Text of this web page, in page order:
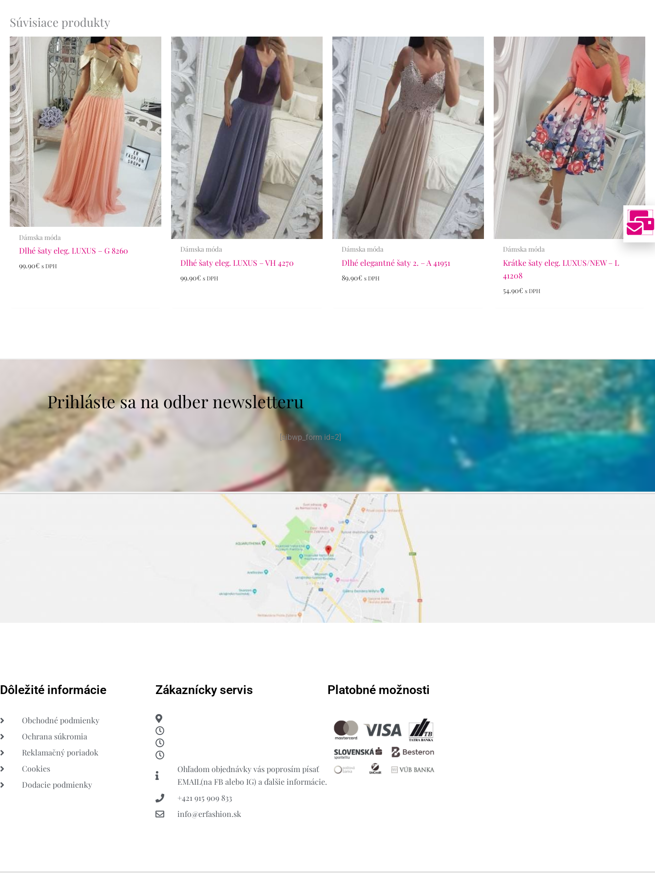
Súvisiace produkty
Dámska móda
Dlhé šaty eleg. LUXUS – G 8260
99.90€ s DPH
Dámska móda
Dlhé šaty eleg. LUXUS – VH 4270
99.90€ s DPH
Dámska móda
Dlhé elegantné šaty 2. – A 41951
89.90€ s DPH
Dámska móda
Krátke šaty eleg. LUXUS/NEW – L
41208
54.90€ s DPH
Prihláste sa na odber newsletteru
[sibwp_form id=2]
Dôležité informácie
Obchodné podmienky
Ochrana súkromia
Reklamačný poriadok
Cookies
Dodacie podmienky
Zákaznícky servis
Ohľadom objednávky vás poprosím písať
EMAIL(na FB alebo IG) a ďalšie informácie.
+421 915 909 833
info@erfashion.sk
Platobné možnosti